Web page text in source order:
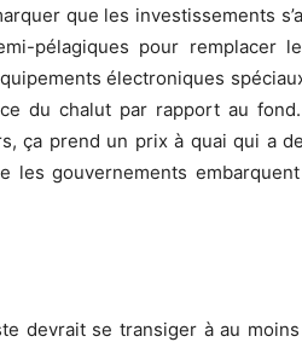
que les investissements
pélagiques pour remplacer
électroniques
du chalut par rapport au
ça prend un prix à quai qui a
les gouvernements
devrait se transiger à au